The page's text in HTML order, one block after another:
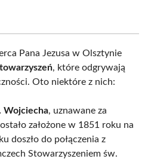
Pana Jezusa w Olsztynie
, które odgrywają
Oto niektóre z nich:
Wojciecha, uznawane za
założone w 1851 roku na
doszło do połączenia z
Stowarzyszeniem św.